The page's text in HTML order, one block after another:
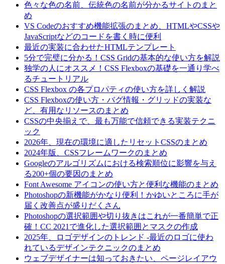
色々な色の名前、伝統色の名前が分かるサイトのまと
め
VS Codeのおすすめ機能拡張のまとめ、HTMLやCSSや
JavaScriptなどのコードを書く時に便利
最近の実装に合わせたHTMLテンプレート
5分で完璧に分かる！CSS Gridの基本的な使い方を解説
独学の人にオススメ！CSS Flexboxの基礎を一通り学べ
るチュートリアル
CSS Flexbox の各プロパティの使い方を詳しく解説
CSS Flexboxの使い方・バグ情報・グリッドの実装な
ど、有用なリソースのまとめ
CSSの中央揃えで、最も万能で信頼できる実装テクニ
ック
2026年、現在の環境に適したリセットCSSのまとめ
2024年版、CSSフレームワークのまとめ
Googleのアルゴリズムにおける検索順位に影響を与え
る200+個の要因のまとめ
Font Awesome アイコンの使い方と便利な機能のまとめ
Photoshopの新機能がかなり便利！かゆいところに手が
届く改善点が盛りだくさん
Photoshopの選択範囲や切り抜きはこれが一番簡単で正
確！CC 2021で進化した選択範囲とマスクの作成
2025年、ロゴデザインのトレンド -最近のロゴに使わ
れているデザインテクニックのまとめ
ウェブデザイナーは知っておきたい、ページレイアウ